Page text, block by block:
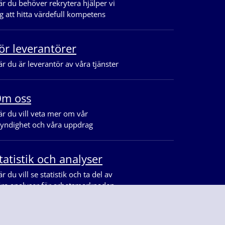
du behöver rekrytera hjälper vi
att hitta värdefull kompetens
leverantörer
du är leverantör av våra tjänster
oss
du vill veta mer om vår
och våra uppdrag
och analyser
du vill se statistik och ta del av
analyser för arbetsmarknaden